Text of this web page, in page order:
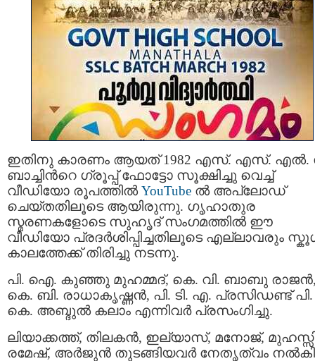
ഇതിനു കാരണം ആയത് 1982 എസ്. എസ്. എൽ.
ബാച്ചിന്‍റെ ഗ്രൂപ്പ് ഫോട്ടോ സൂക്ഷിച്ചു വെച്ച്
വീഡിയോ രൂപത്തിൽYouTube ൽ അപ്‌ലോഡ്
ചെയ്തതിലൂടെ ആയിരുന്നു. ഗൃഹാതുര
സ്മരണകളോടെ സുഹൃദ് സംഗമത്തിൽ ഈ
വീഡിയോ പ്രദർശിപ്പിച്ചതിലൂടെ എല്ലാവരും
കാലത്തേക്ക് തിരിച്ചു നടന്നു.
പി. ഐ. കുഞ്ഞു മുഹമ്മദ്, കെ. വി. ബാബു
കെ. ബി. രാധാകൃഷ്ണൻ, പി. ടി. എ. പ്രസിഡണ്ട് പി.
കെ. അബ്ദുൽ കലാം എന്നിവർ പ്രസംഗിച്ചു.
ലിയാക്കത്ത്, തിലകൻ, ഇല്യാസ്, മനോജ്,
രമേഷ്, അര്‍ജുന്‍ തുടങ്ങിയവര്‍ നേതൃത്വം